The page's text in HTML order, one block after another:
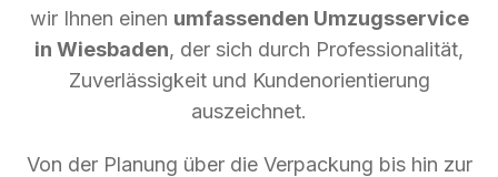
wir Ihnen einen umfassenden Umzugsservice
in Wiesbaden, der sich durch Professionalität,
Zuverlässigkeit und Kundenorientierung
auszeichnet.
Von der Planung über die Verpackung bis hin zur